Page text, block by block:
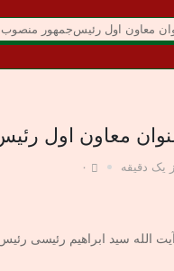
معاون‌ اول رئیس‌جمهور
معاون‌ اول
یک دقیقه ۰
الله سید ابراهیم رئیسی